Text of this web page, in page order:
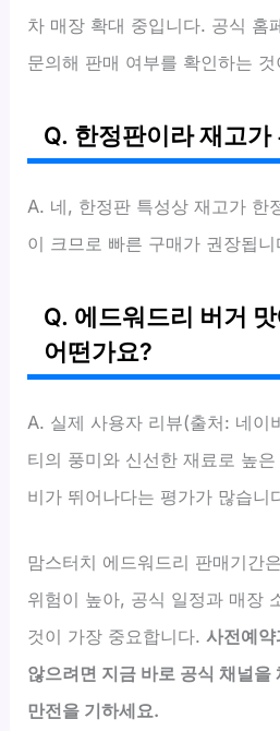
차 매장 확대 중입니다. 공식 홈
문의해 판매 여부를 확인하는
Q. 한정판이라 재고가
A. 네, 한정판 특성상 재고가 한
이 크므로 빠른 구매가 권장됩니
Q. 에드워드리 버거
어떤가요?
A. 실제 사용자 리뷰(출처: 네이
티의 풍미와 신선한 재료로 높
비가 뛰어나다는 평가가 많습니
맘스터치 에드워드리 판매기간
위험이 높아, 공식 일정과 매장
것이 가장 중요합니다.사전예약
않으려면 지금 바로 공식 채널을
만전을 기하세요.